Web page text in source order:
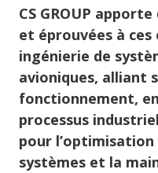
CS GROUP
et éprouvées à ces
ingénierie de
avioniques, alliant
fonctionnement,
processus
pour l’optimisation
systèmes et la